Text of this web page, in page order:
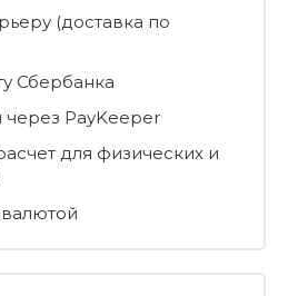
(доставка по
Сбербанка
через PayKeeper
для физических и